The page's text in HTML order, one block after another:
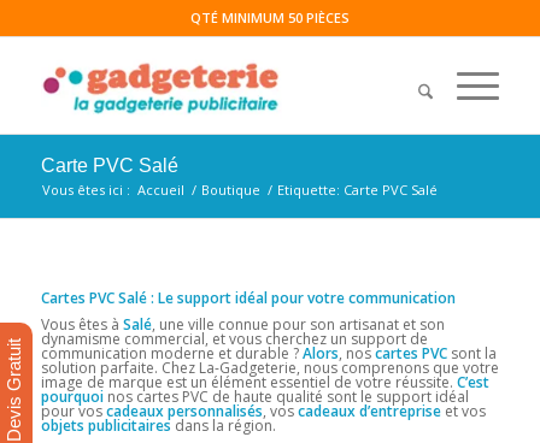
QTÉ MINIMUM 50 PIÈCES
Carte PVC Salé
Vous êtes ici : Accueil / Boutique / Etiquette: Carte PVC Salé
Cartes PVC Salé : Le support idéal pour votre communication
Vous êtes à Salé, une ville connue pour son artisanat et son
dynamisme commercial, et vous cherchez un support de
communication moderne et durable ?Alors, noscartes PVCsont la
solution parfaite. Chez La-Gadgeterie, nous comprenons que votre
image de marque est un élément essentiel de votre réussite. C’est
pourquoinos cartes PVC de haute qualité sont le support idéal
pour voscadeaux personnalisés, voscadeaux d’entrepriseet vos
objets publicitairesdans la région.
Devis Gratuit